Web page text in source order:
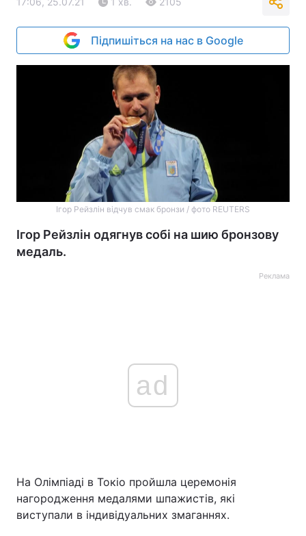
Підпишіться на нас в Google
Ігор Рейзлін відчув смак бронзи / фото REUTERS
Ігор Рейзлін одягнув собі на шию бронзову
медаль.
Реклама
ad
На Олімпіаді в Токіо пройшла церемонія
нагородження медалями шпажистів, які
виступали в індивідуальних змаганнях.